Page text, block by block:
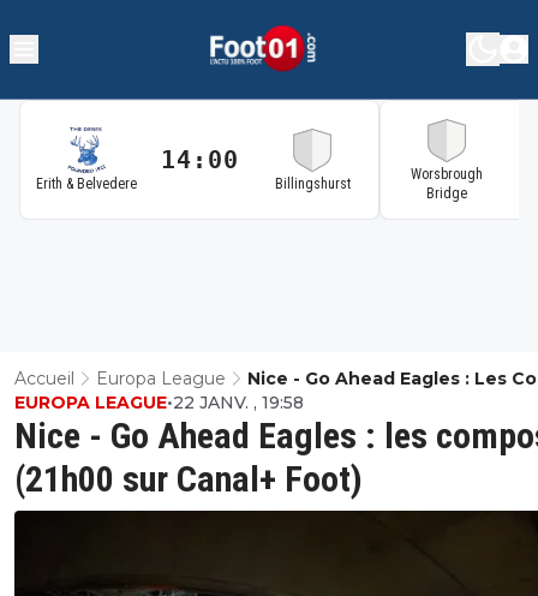
Erith & Belvedere
14:00
Billingshurst
Worsbrough
Bridge
Accueil Europa League
Nice - Go Ahead Eagles : Les
(21h00 Sur Canal+ Foot)
Nice - Go Ahead Eagles : les
(21h00 sur Canal+ Foot)
EUROPA LEAGUE•22 JANV. , 19:58